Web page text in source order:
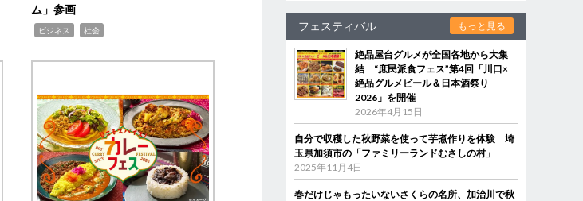
ム」参画
ビジネス 社会 フェスティバル もっと見る
絶品屋台グルメが全国各地から大集
結 “庶民派食フェス”第4回「川口×
絶品グルメビール＆日本酒祭り
2026」を開催
2026年4月15日
自分で収穫した秋野菜を使って芋煮作りを体験 埼
玉県加須市の「ファミリーランドむさしの村」
2025年11月4日
春だけじゃもったいないさくらの名所、加治川で秋